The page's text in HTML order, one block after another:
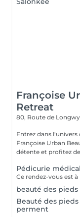
Françoise
Retreat
80, Route de
Entrez dans
Françoise Urban
détente et profitez
Pédicurie
beauté des
Beauté des
perment